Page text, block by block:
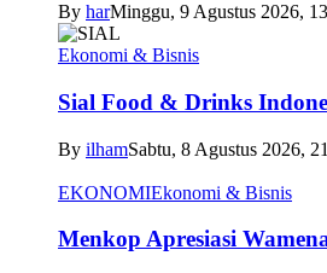
By harMinggu, 9 Agustus 2026,
Ekonomi & Bisnis
Sial Food & Drinks
By ilhamSabtu, 8 Agustus 2026,
EKONOMIEkonomi & Bisnis
Menkop Apresiasi